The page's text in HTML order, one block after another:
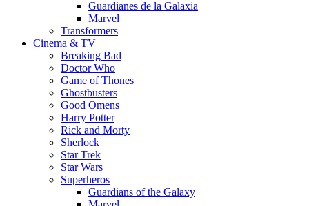
Guardianes de la Galaxia
Marvel
Transformers
Cinema & TV
Breaking Bad
Doctor Who
Game of Thones
Ghostbusters
Good Omens
Harry Potter
Rick and Morty
Sherlock
Star Trek
Star Wars
Superheros
Guardians of the Galaxy